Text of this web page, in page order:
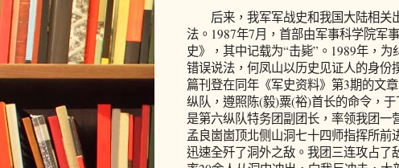
后来，我军军战史和我国大陆相关
法。1987年7月，首部由军事科学院军
史》，其中记载为“击毙”。1989年，
错误说法，何凤山以历史见证人的身
篇刊登在同年《军史资料》第3期的文
纵队，遵照陈(毅)粟(裕)首长的命令，
是第六纵队特务团副团长，率领我团一
孟良崮崮顶北侧山洞七十四师指挥所前
迅速全歼了洞外之敌。我团三连攻占